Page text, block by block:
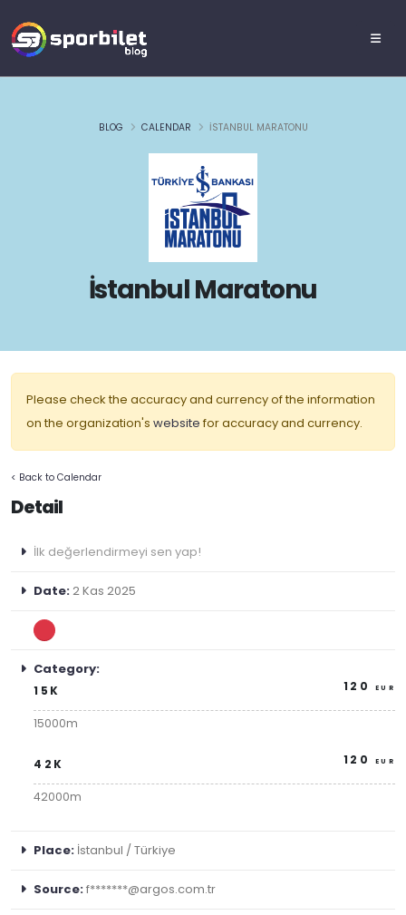
İstanbul Maratonu
BLOG CALENDAR İSTANBUL MARATONU
Please check the accuracy and currency of the information
on the organization's website for accuracy and currency.
< Back to Calendar
Detail
İlk değerlendirmeyi sen yap!
Date:2 Kas 2025
Category:
15K 120 EUR
15000m
42K 120 EUR
42000m
Place: İstanbul / Türkiye
Source:f*******@argos.com.tr